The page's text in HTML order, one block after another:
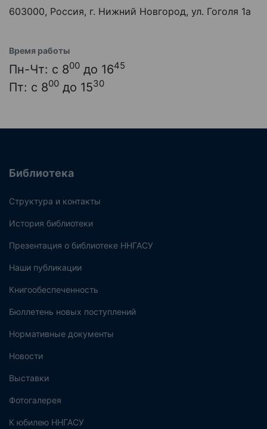
603000, Россия, г. Нижний Новгород, ул. Гоголя 1а
Время работы
Пн-Чт: с 800 до 1645
Пт: с 800 до 1530
Библиотека
Структура и контакты
История библиотеки
Презентация о библиотеке ННГАСУ
Наши публикации
Книгообеспеченность
Бюллетень новых поступлений
Нормативные документы
Новости
Выставки
Фотогалерея
К юбилею ННГАСУ